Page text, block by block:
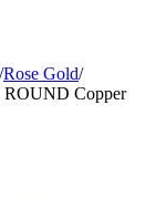
/Rose Gold/
Copper